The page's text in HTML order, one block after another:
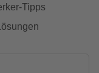
Tipps